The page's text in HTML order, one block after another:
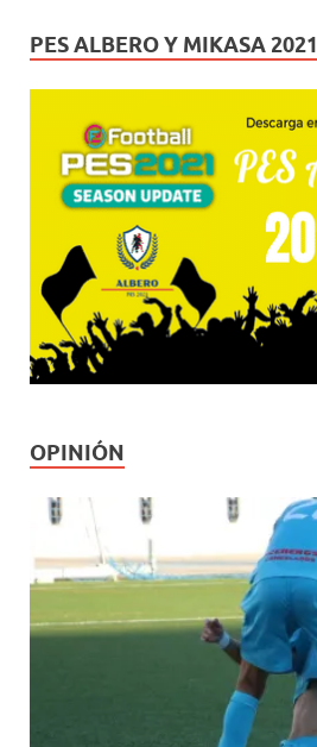
PES ALBERO Y MIKASA 2021
OPINIÓN